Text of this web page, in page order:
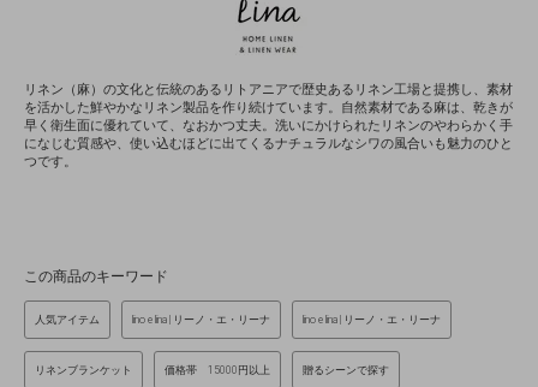
リネン（麻）の文化と伝統のあるリトアニアで歴史あるリネン工場と提携し、素材
を活かした鮮やかなリネン製品を作り続けています。自然素材である麻は、乾きが
早く衛生面に優れていて、なおかつ丈夫。洗いにかけられたリネンのやわらかく手
になじむ質感や、使い込むほどに出てくるナチュラルなシワの風合いも魅力のひと
つです。
この商品のキーワード
人気アイテム lino e lina | リーノ・エ・リーナ lino e lina | リーノ・エ・リーナ
リネンブランケット 価格帯 15000円以上 贈るシーンで探す